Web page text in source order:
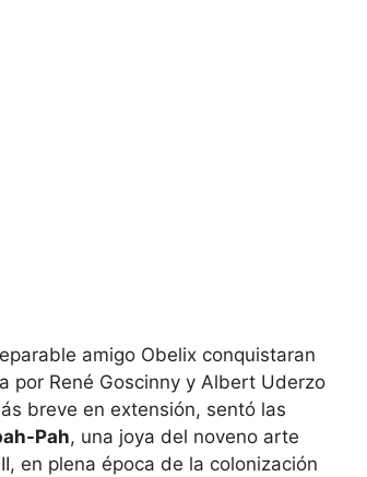
amigo Obelix conquistaran
por René Goscinny y Albert Uderzo
breve en extensión, sentó las
Pah, una joya del noveno arte
en plena época de la colonización